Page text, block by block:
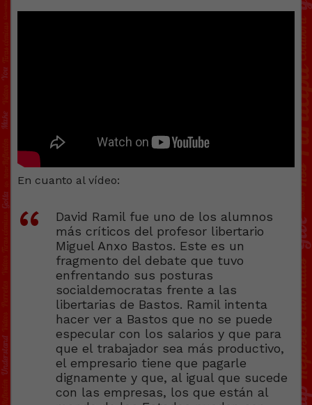
En cuanto al vídeo:
David Ramil fue uno de los alumnos
más críticos del profesor libertario
Miguel Anxo Bastos. Este es un
fragmento del debate que tuvo
enfrentando sus posturas
socialdemocratas frente a las
libertarias de Bastos. Ramil intenta
hacer ver a Bastos que no se puede
especular con los salarios y que para
que el trabajador sea más productivo,
el empresario tiene que pagarle
dignamente y que, al igual que sucede
con las empresas, los que están al